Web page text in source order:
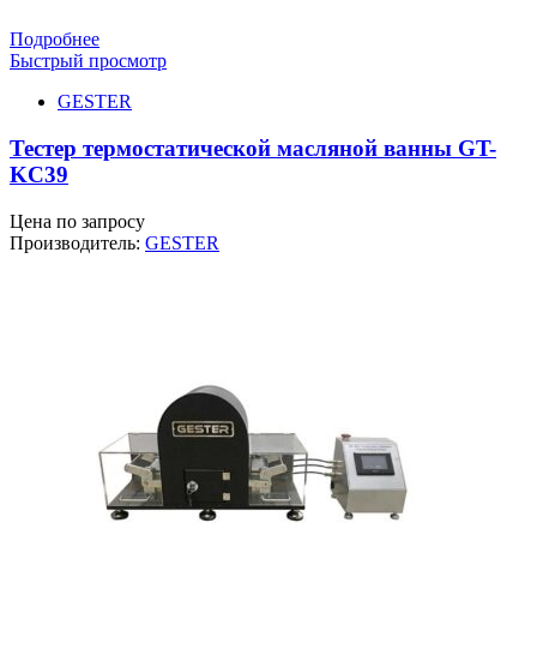
Подробнее
Быстрый просмотр
GESTER
Тестер термостатической масляной ванны GT-
KC39
Цена по запросу
Производитель: GESTER